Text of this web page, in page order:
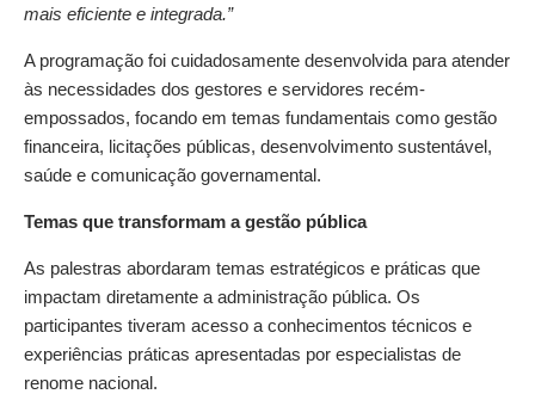
mais eficiente e integrada.”
A programação foi cuidadosamente desenvolvida para atender
às necessidades dos gestores e servidores recém-
empossados, focando em temas fundamentais como gestão
financeira, licitações públicas, desenvolvimento sustentável,
saúde e comunicação governamental.
Temas que transformam a gestão pública
As palestras abordaram temas estratégicos e práticas que
impactam diretamente a administração pública. Os
participantes tiveram acesso a conhecimentos técnicos e
experiências práticas apresentadas por especialistas de
renome nacional.